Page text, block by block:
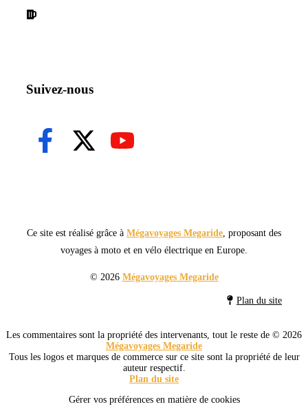
Suivez-nous
Ce site est réalisé grâce à Mégavoyages Megaride , proposant des
voyages à moto et en vélo électrique en Europe.
© 2026 Mégavoyages Megaride
Plan du site
Les commentaires sont la propriété des intervenants, tout le reste de © 2026
Mégavoyages Megaride
Tous les logos et marques de commerce sur ce site sont la propriété de leur
auteur respectif.
Plan du site
Gérer vos préférences en matière de cookies